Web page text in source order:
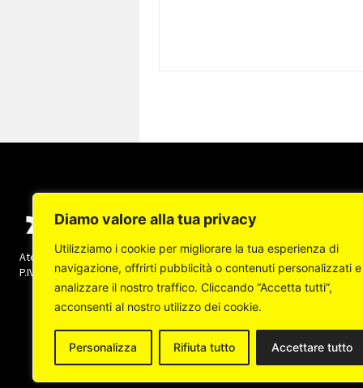
Diamo valore alla tua privacy
Utilizziamo i cookie per migliorare la tua esperienza di
navigazione, offrirti pubblicità o contenuti personalizzati e
analizzare il nostro traffico. Cliccando “Accetta tutti”,
acconsenti al nostro utilizzo dei cookie.
Personalizza Rifiuta tutto Accettare tutto
Ateneapoli s.r.l. (socio unico) - Copyright © 2022 -
P.IVA: 07237140632 Tutti i diritti sono riservati